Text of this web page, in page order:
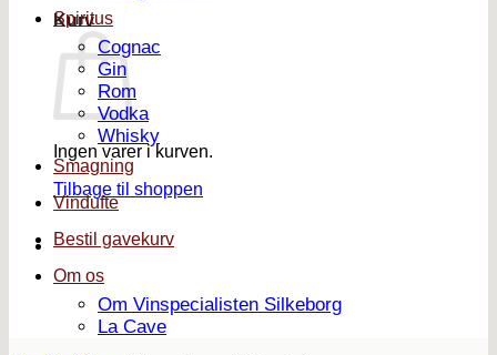
Kurv
Ingen varer i kurven.
Tilbage til shoppen
Spiritus
Cognac
Gin
Rom
Vodka
Whisky
Smagning
Vindufte
Bestil gavekurv
Om os
Om Vinspecialisten Silkeborg
La Cave